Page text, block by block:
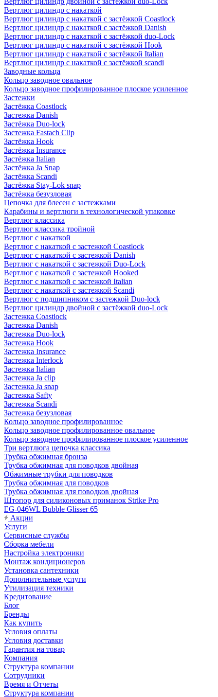
Вертлюг цилиндр с накаткой
Вертлюг цилиндр с накаткой с застёжкой Coastlock
Вертлюг цилиндр с накаткой с застёжкой Danish
Вертлюг цилиндр с накаткой с застёжкой duo-Lock
Вертлюг цилиндр с накаткой с застёжкой Hook
Вертлюг цилиндр с накаткой с застёжкой Italian
Вертлюг цилиндр с накаткой с застёжкой scandi
Заводные кольца
Кольцо заводное овальное
Кольцо заводное профилированное плоское усиленное
Застежки
Застёжка Coastlock
Застежка Danish
Застёжка Duo-lock
Застежка Fastach Clip
Застёжка Hook
Застёжка Insurance
Застёжка Italian
Застёжка Ja Snap
Застёжка Scandi
Застёжка Stay-Lok snap
Застёжка безузловая
Цепочка для блесен с застежками
Карабины и вертлюги в технологической упаковке
Вертлюг классика
Вертлюг классика тройной
Вертлюг с накаткой
Вертлюг с накаткой с застежкой Coastlock
Вертлюг с накаткой с застежкой Danish
Вертлюг с накаткой с застежкой Duo-Lock
Вертлюг с накаткой с застежкой Hooked
Вертлюг с накаткой с застежкой Italian
Вертлюг с накаткой с застежкой Scandi
Вертлюг с подшипником с застежкой Duo-lock
Вертлюг цилиндр двойной с застёжкой duo-Lock
Застежка Coastlock
Застежка Danish
Застежка Duo-lock
Застежка Hook
Застежка Insurance
Застежка Interlock
Застежка Italian
Застежка Ja clip
Застежка Ja snap
Застежка Safty
Застежка Scandi
Застежка безузловая
Кольцо заводное профилированное
Кольцо заводное профилированное овальное
Кольцо заводное профилированное плоское усиленное
Три вертлюга цепочка классика
Трубка обжимная бронза
Трубка обжимная для поводков двойная
Обжимные трубки для поводков
Трубка обжимная для поводков
Трубка обжимная для поводков двойная
Штопор для силиконовых приманок Strike Pro
EG-046WL Bubble Glisser 65
Акции
Услуги
Сервисные службы
Сборка мебели
Настройка электроники
Монтаж кондиционеров
Установка сантехники
Дополнительные услуги
Утилизация техники
Кредитование
Блог
Бренды
Как купить
Условия оплаты
Условия доставки
Гарантия на товар
Компания
Структура компании
Сотрудники
Время и Отчеты
Структура компании